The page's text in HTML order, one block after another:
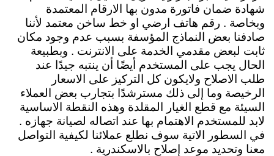
شهادة ضمان فاتورة مدون بها الارقام المعتمدة
وبخاصة . رقم هاتف ارضي او خط ساخن معتمد لأننا
صادفنا بعض النماذج المؤسفة بسبب عدم وجود مكان
ثابت لبعض مقدمي الخدمة على الانترنت . وبطبيعة
الحال يجب على المستخدم أيضًا أن ينتبه جيدًا عند
طلب الاصلاح ولايكون كل التركيز على الاسعار
الرخيصة وما إلى ذلك مسترشدًا بتجارب بعض العملاء
السيئة مع قطع الغيار المقلدة وهذه النقطة الاساسية
لابد للمستخدم الاهتمام بها عند اتصاله لصيانة جهازه .
في السطور الاتية سوف نطلع عملائنا لكيفية التواصل
معنا وتحديد موعد إصلاح بالاسكندرية .